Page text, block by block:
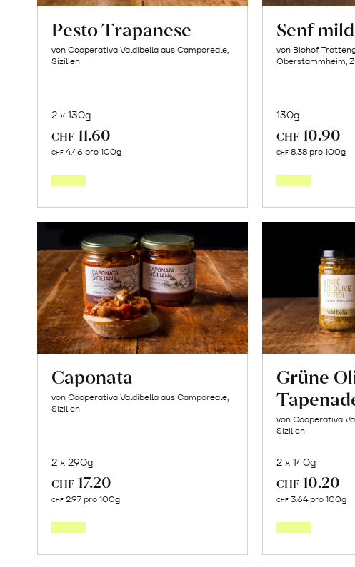
Pesto Trapanese
von Cooperativa Valdibella aus Camporeale,
Sizilien
2 x 130g
CHF 11.60
CHF 4.46 pro 100g
Senf mild
von Biohof
Oberstammheim,
130g
CHF 10.90
CHF 8.38 pro 100g
Caponata
von Cooperativa Valdibella aus Camporeale,
Sizilien
2 x 290g
CHF 17.20
CHF 2.97 pro 100g
Grüne
von Cooperativa
Sizilien
2 x 140g
CHF 10.20
CHF 3.64 pro 100g